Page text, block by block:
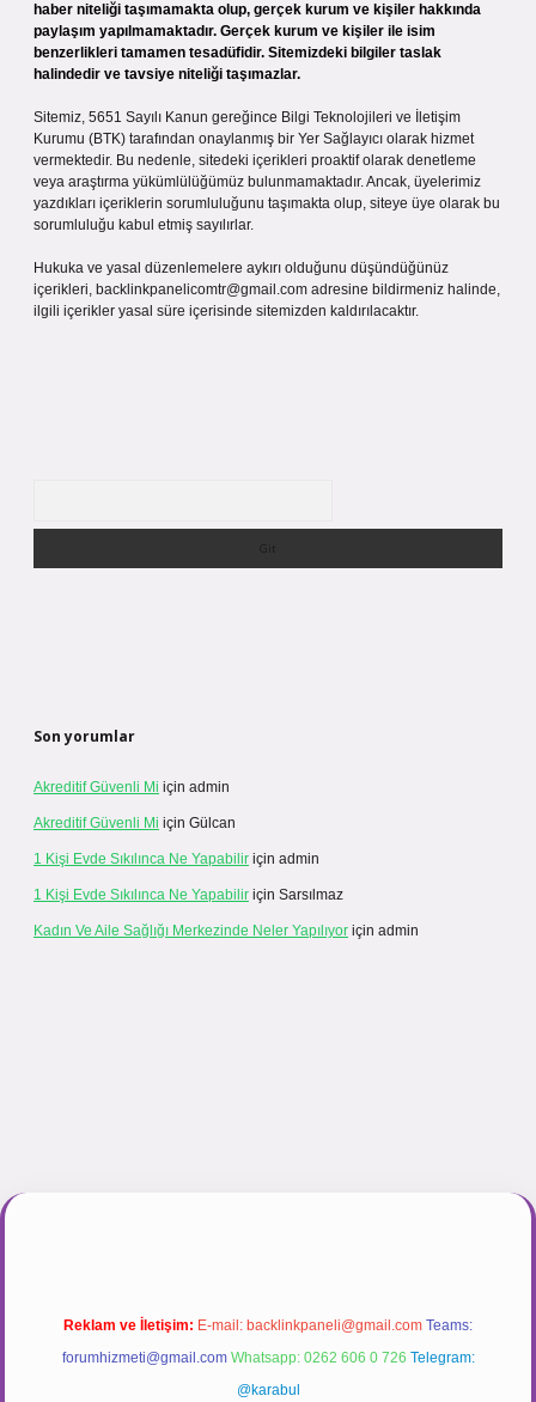
haber niteliği taşımamakta olup, gerçek kurum ve kişiler hakkında
paylaşım yapılmamaktadır. Gerçek kurum ve kişiler ile isim
benzerlikleri tamamen tesadüfidir. Sitemizdeki bilgiler taslak
halindedir ve tavsiye niteliği taşımazlar.
Sitemiz, 5651 Sayılı Kanun gereğince Bilgi Teknolojileri ve İletişim
Kurumu (BTK) tarafından onaylanmış bir Yer Sağlayıcı olarak hizmet
vermektedir. Bu nedenle, sitedeki içerikleri proaktif olarak denetleme
veya araştırma yükümlülüğümüz bulunmamaktadır. Ancak, üyelerimiz
yazdıkları içeriklerin sorumluluğunu taşımakta olup, siteye üye olarak bu
sorumluluğu kabul etmiş sayılırlar.
Hukuka ve yasal düzenlemelere aykırı olduğunu düşündüğünüz
içerikleri, backlinkpanelicomtr@gmail.com adresine bildirmeniz halinde,
ilgili içerikler yasal süre içerisinde sitemizden kaldırılacaktır.
Son yorumlar
Akreditif Güvenli Mi için admin
Akreditif Güvenli Mi için Gülcan
1 Kişi Evde Sıkılınca Ne Yapabilir için admin
1 Kişi Evde Sıkılınca Ne Yapabilir için Sarsılmaz
Kadın Ve Aile Sağlığı Merkezinde Neler Yapılıyor için admin
Reklam ve İletişim: E-mail: backlinkpaneli@gmail.com Teams:
forumhizmeti@gmail.com Whatsapp: 0262 606 0 726 Telegram:
@karabul